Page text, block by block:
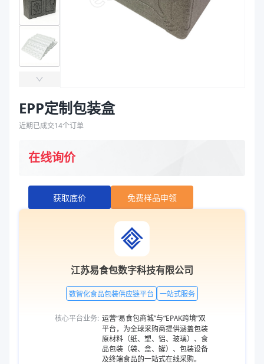
EPP定制包装盒
近期已成交14个订单
在线询价
获取底价 免费样品申领
江苏易食包数字科技有限公司
数智化食品包装供应链平台 一站式服务
核心平台业务: 运营“易食包商城”与“EPAK跨境”双
平台，为全球采购商提供涵盖包装
原材料（纸、塑、铝、玻璃）、食
品包装（袋、盒、罐）、包装设备
及终端食品的一站式在线采购。